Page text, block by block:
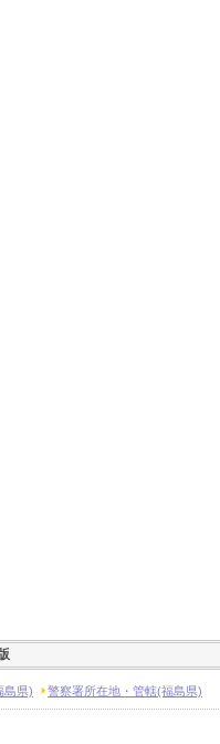
島県) 警察署所在地・管轄(福島県)